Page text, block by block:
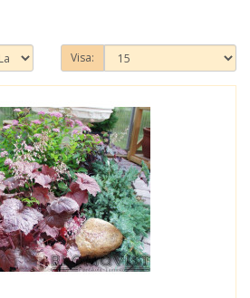
Visa: